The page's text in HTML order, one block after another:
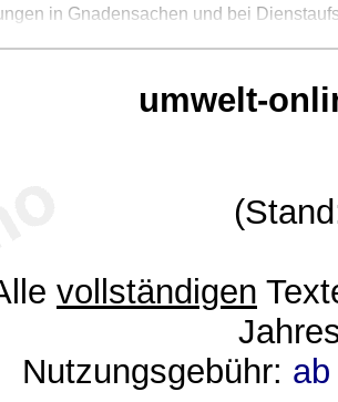
in Gnadensachen und bei
umwelt-
vollständigen
Nutzungsgebühr: